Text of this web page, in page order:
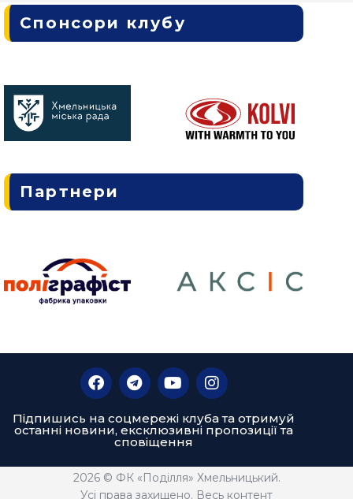
Спонсори клубу
Партнери
Підпишись на соцмережі клуба та отримуй
останні новини, ексклюзивні пропозиції та
сповіщення
2026 © ФК «Поділля» Хмельницький.
Усі права захищено. Весь контент